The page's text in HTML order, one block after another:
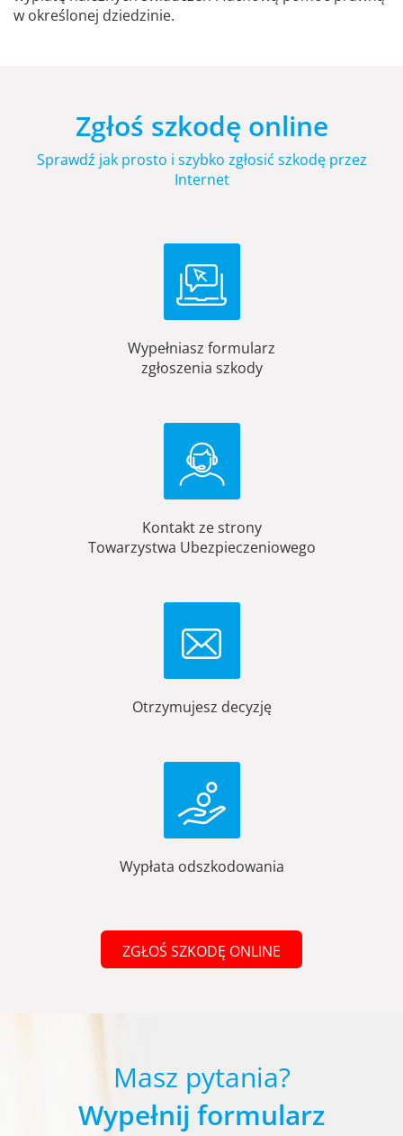
w określonej dziedzinie.
Zgłoś szkodę online
Sprawdź jak prosto i szybko zgłosić szkodę przez
Internet
Wypełniasz formularz
zgłoszenia szkody
Kontakt ze strony
Towarzystwa Ubezpieczeniowego
Otrzymujesz decyzję
Wypłata odszkodowania
ZGŁOŚ SZKODĘ ONLINE
Masz pytania?
Wypełnij formularz